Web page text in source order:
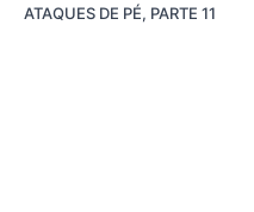
ATAQUES DE PÉ, PARTE 11